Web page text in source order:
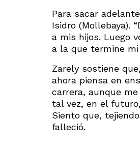
Para sacar
Isidro (Mollebaya).
a mis hijos. Luego
a la que termine mi
Zarely sostiene
ahora piensa en
carrera, aunque
tal vez, en el
Siento que,
falleció.